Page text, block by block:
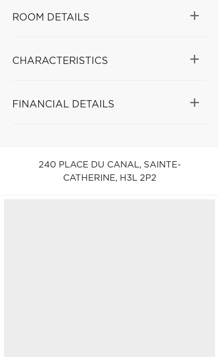
ROOM DETAILS
CHARACTERISTICS
FINANCIAL DETAILS
240 PLACE DU CANAL, SAINTE-
CATHERINE, H3L 2P2